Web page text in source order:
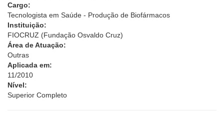
Cargo:
Tecnologista em Saúde - Produção de Biofármacos
Instituição:
FIOCRUZ (Fundação Osvaldo Cruz)
Área de Atuação:
Outras
Aplicada em:
11/2010
Nível:
Superior Completo